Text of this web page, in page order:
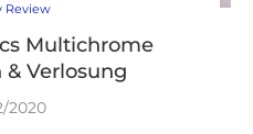
Review
Multichrome
Verlosung
2020